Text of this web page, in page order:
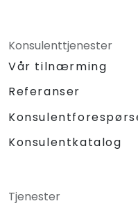
Konsulenttjenester
Vår tilnærming
Referanser
Konsulentkatalog
Tjenester